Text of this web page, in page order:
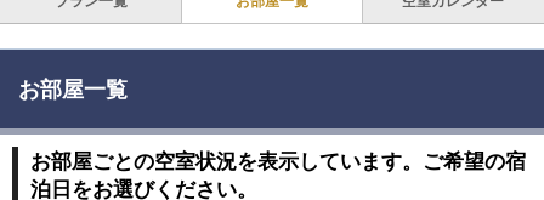
お部屋一覧
お部屋ごとの空室状況を表示しています。ご希望の宿
泊日をお選びください。